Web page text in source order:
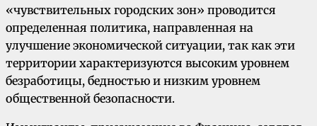
«чувствительных городских зон» проводится
определенная политика, направленная на
улучшение экономической ситуации, так как эти
территории характеризуются высоким уровнем
безработицы, бедностью и низким уровнем
общественной безопасности.